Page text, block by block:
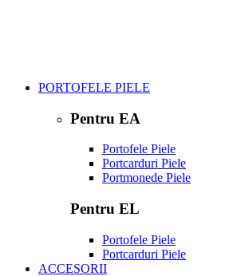
PORTOFELE PIELE
Pentru EA
Portofele Piele
Portcarduri Piele
Portmonede Piele
Pentru EL
Portofele Piele
Portcarduri Piele
ACCESORII